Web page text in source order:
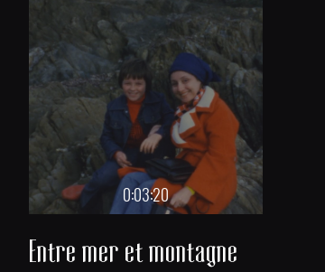
0:03:20
Entre mer et montagne